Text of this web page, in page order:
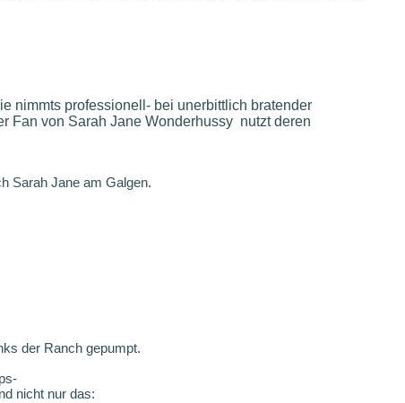
nimmts professionell- bei unerbittlich bratender
Fan von Sarah Jane Wonderhussy nutzt deren
Sarah Jane am Galgen.
der Ranch gepumpt.
nicht nur das: